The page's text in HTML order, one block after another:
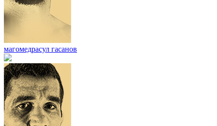
магомедрасул гасанов